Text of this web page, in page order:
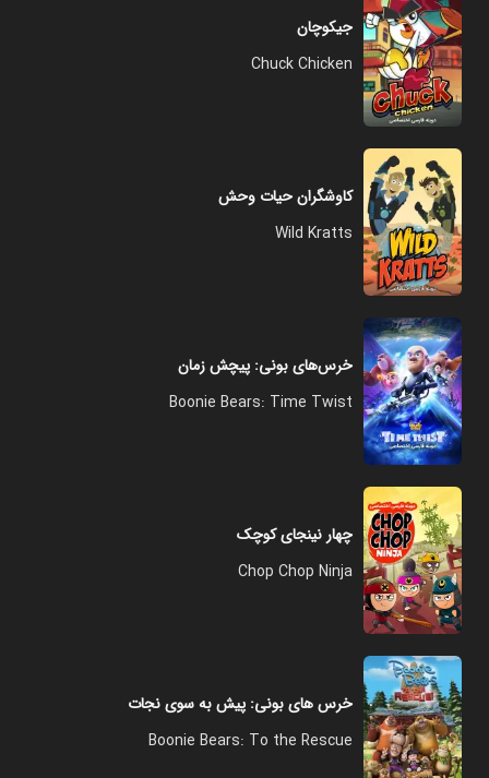
جیکوچان
Chuck Chicken
کاوشگران حیات وحش
Wild Kratts
خرس‌های بونی: پیچش زمان
Boonie Bears: Time Twist
چهار نینجای کوچک
Chop Chop Ninja
خرس های بونی: پیش به سوی نجات
Boonie Bears: To the Rescue